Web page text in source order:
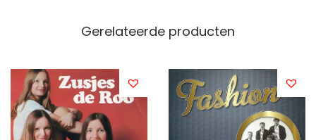
Gerelateerde producten